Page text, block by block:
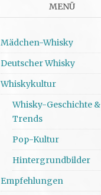
MENÜ
Mädchen-Whisky
Deutscher Whisky
Whiskykultur
Whisky-Geschichte &
Trends
Pop-Kultur
Hintergrundbilder
Empfehlungen